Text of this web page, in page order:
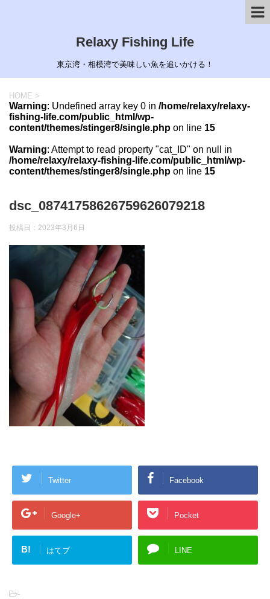
Relaxy Fishing Life
東京湾・相模湾で美味しい魚を追いかける！
HOME >
Warning: Undefined array key 0 in /home/relaxy/relaxy-
fishing-life.com/public_html/wp-
content/themes/stinger8/single.php on line 15
Warning: Attempt to read property "cat_ID" on null in
/home/relaxy/relaxy-fishing-life.com/public_html/wp-
content/themes/stinger8/single.php on line 15
dsc_08741758626759626079218
投稿日： 2023年3月6日
Twitter Facebook
Google+ Pocket
B! はてブ LINE
-